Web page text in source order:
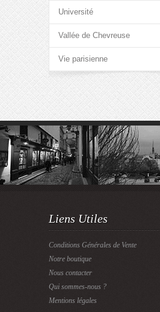
Université
Vallée de Chevreuse
Vie parisienne
Liens Utiles
Conditions Générales de Vente
Notre boutique
Nous contacter
Qui sommes-nous ?
Mentions légales